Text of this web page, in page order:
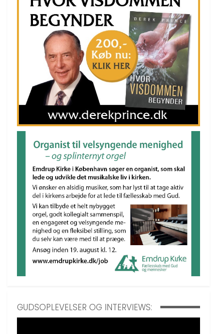
GUDSOPLEVELSER OG INTERVIEWS: